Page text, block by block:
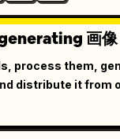
画像
process them,
distribute it from